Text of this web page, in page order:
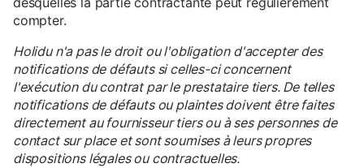
compter.
Holidu n'a pas le droit ou l'obligation d'accepter des
notifications de défauts si celles-ci concernent
l'exécution du contrat par le prestataire tiers. De telles
notifications de défauts ou plaintes doivent être faites
directement au fournisseur tiers ou à ses personnes de
contact sur place et sont soumises à leurs propres
dispositions légales ou contractuelles.